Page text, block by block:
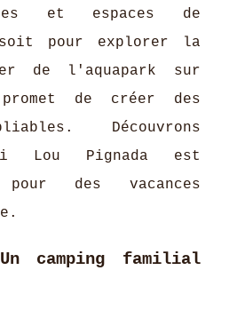
et espaces de
pour explorer la
de l'aquapark sur
de créer des
Découvrons
Lou Pignada est
des vacances
camping familial